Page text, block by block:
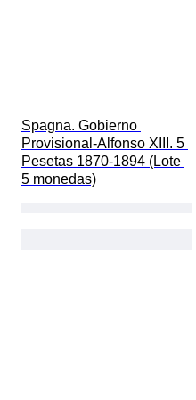
Spagna. Gobierno
Provisional-Alfonso XIII. 5
Pesetas 1870-1894 (Lote
5 monedas)